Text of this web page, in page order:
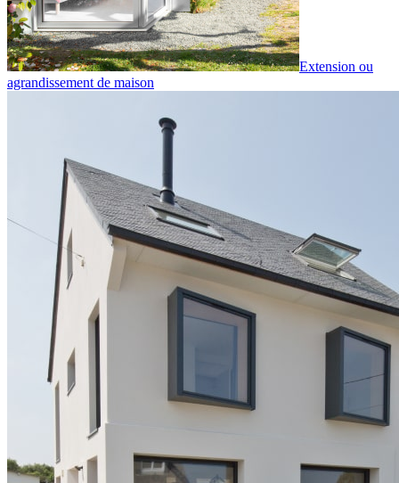
Extension ou
agrandissement de maison